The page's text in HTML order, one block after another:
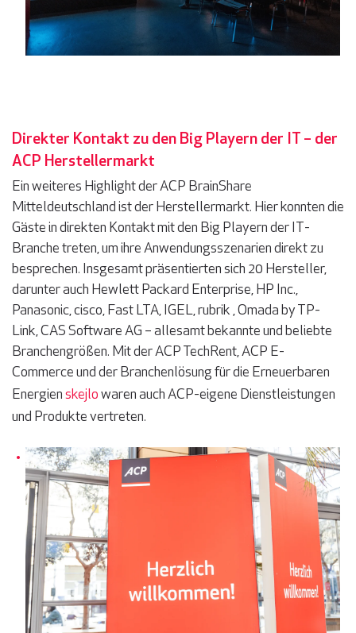
Direkter Kontakt zu den Big Playern der IT – der
ACP Herstellermarkt
Ein weiteres Highlight der ACP BrainShare
Mitteldeutschland ist der Herstellermarkt. Hier konnten die
Gäste in direkten Kontakt mit den Big Playern der IT-
Branche treten, um ihre Anwendungsszenarien direkt zu
besprechen. Insgesamt präsentierten sich 20 Hersteller,
darunter auch Hewlett Packard Enterprise, HP Inc.,
Panasonic, cisco, Fast LTA, IGEL, rubrik , Omada by TP-
Link, CAS Software AG – allesamt bekannte und beliebte
Branchengrößen. Mit der ACP TechRent, ACP E-
Commerce und der Branchenlösung für die Erneuerbaren
Energien skejlo waren auch ACP-eigene Dienstleistungen
und Produkte vertreten.
Die ACP Mitteldeutschland hieß ca. 200 Gäste herzlich